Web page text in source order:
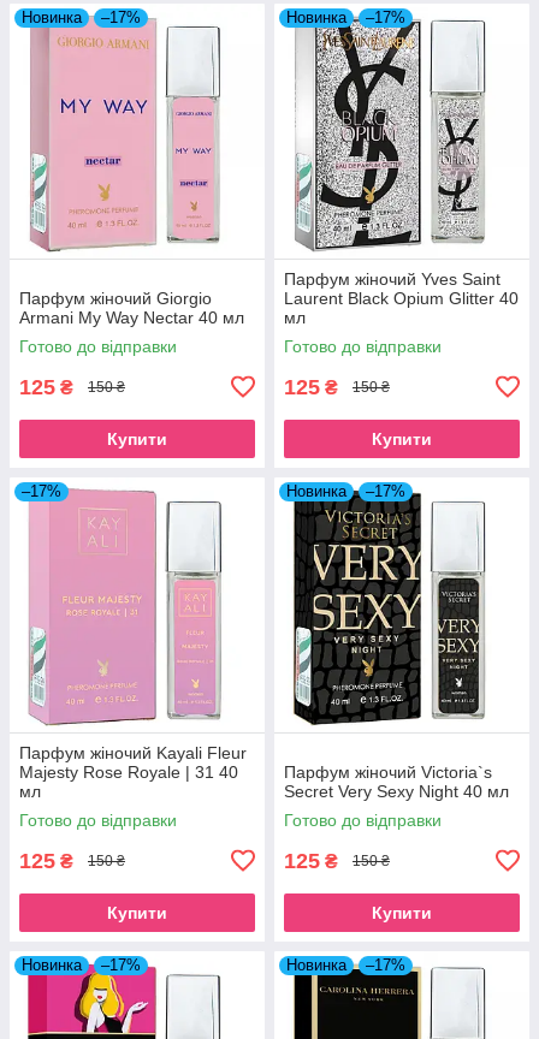
Новинка –17%
Парфум жіночий Giorgio
Armani My Way Nectar 40 мл
Готово до відправки
125 ₴ 150 ₴
Купити
Новинка –17%
Парфум жіночий Yves Saint
Laurent Black Opium Glitter 40
мл
Готово до відправки
125 ₴ 150 ₴
Купити
–17%
Парфум жіночий Kayali Fleur
Majesty Rose Royale | 31 40
мл
Готово до відправки
125 ₴ 150 ₴
Купити
Новинка –17%
Парфум жіночий Victoria`s
Secret Very Sexy Night 40 мл
Готово до відправки
125 ₴ 150 ₴
Купити
Новинка –17% Новинка –17%